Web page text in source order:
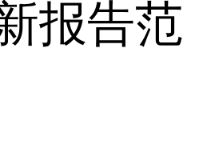
报告范